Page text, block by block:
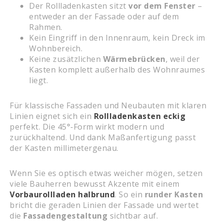
Der Rollladenkasten sitzt vor dem Fenster –
entweder an der Fassade oder auf dem
Rahmen.
Kein Eingriff in den Innenraum, kein Dreck im
Wohnbereich.
Keine zusätzlichen Wärmebrücken, weil der
Kasten komplett außerhalb des Wohnraumes
liegt.
Für klassische Fassaden und Neubauten mit klaren
Linien eignet sich ein Rollladenkasten eckig
perfekt. Die 45°-Form wirkt modern und
zurückhaltend. Und dank Maßanfertigung passt
der Kasten millimetergenau.
Wenn Sie es optisch etwas weicher mögen, setzen
viele Bauherren bewusst Akzente mit einem
Vorbaurollladen halbrund. So ein runder Kasten
bricht die geraden Linien der Fassade und wertet
die Fassadengestaltung sichtbar auf.